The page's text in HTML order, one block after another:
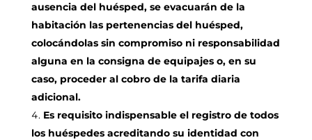
ausencia del huésped, se evacuarán de la
habitación las pertenencias del huésped,
colocándolas sin compromiso ni responsabilidad
alguna en la consigna de equipajes o, en su
caso, proceder al cobro de la tarifa diaria
adicional.
Es requisito indispensable el registro de todos
los huéspedes acreditando su identidad con